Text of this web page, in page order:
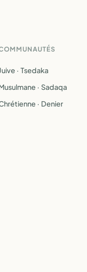
· Tsedaka
· Sadaqa
· Denier